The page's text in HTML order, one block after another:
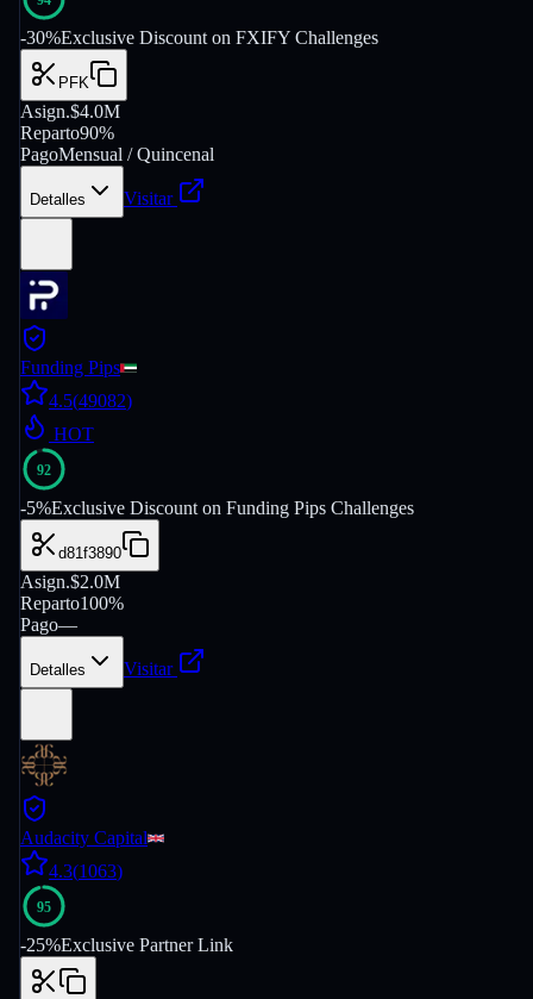
-30%Exclusive Discount on FXIFY Challenges
PFK
Asign.$4.0M
Reparto90%
PagoMensual / Quincenal
Detalles Visitar
Funding Pips
4.5(49082)
HOT
92
-5%Exclusive Discount on Funding Pips Challenges
d81f3890
Asign.$2.0M
Reparto100%
Pago—
Detalles Visitar
Audacity Capital
4.3(1063)
95
-25%Exclusive Partner Link